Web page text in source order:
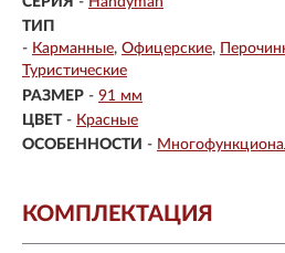
ТИП
- Карманные Офицерские
Туристические
РАЗМЕР - 91 мм
ЦВЕТ - Красные
ОСОБЕННОСТИ -
КОМПЛЕКТАЦИЯ